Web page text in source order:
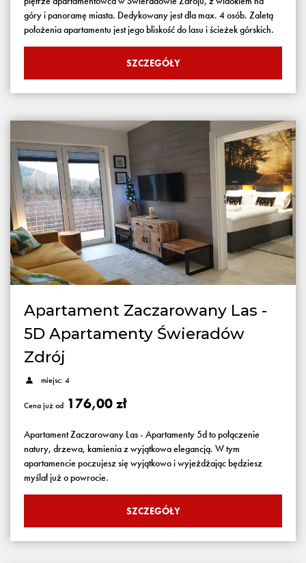
góry i panoramę miasta. Dedykowany jest dla max. 4 osób. Zaletą
położenia apartamentu jest jego bliskość do lasu i ścieżek górskich.
SZCZEGÓŁY
Apartament Zaczarowany Las -
5D Apartamenty Świeradów
Zdrój
miejsc: 4
Cena już od 176,00 zł
Apartament Zaczarowany Las - Apartamenty 5d to połączenie
natury, drzewa, kamienia z wyjątkowa elegancją. W tym
apartamencie poczujesz się wyjątkowo i wyjeżdżając będziesz
myślał już o powrocie.
SZCZEGÓŁY